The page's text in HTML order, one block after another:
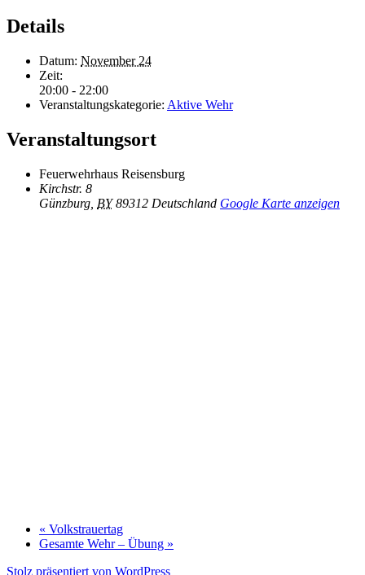
Details
Datum: November 24
Zeit:
20:00 - 22:00
Veranstaltungskategorie: Aktive Wehr
Veranstaltungsort
Feuerwehrhaus Reisensburg
Kirchstr. 8
Günzburg BY 89312 Deutschland Google Karte anzeigen
« Volkstrauertag
Gesamte Wehr – Übung »
Stolz präsentiert von WordPress